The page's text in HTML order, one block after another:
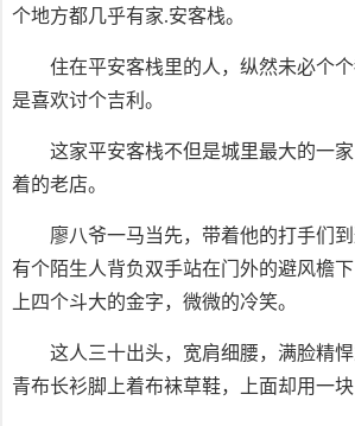
个地方都几乎有家.安客栈。
住在平安客栈里的人，纵然未必个
是喜欢讨个吉利。
这家平安客栈不但是城里最大的一
着的老店。
廖八爷一马当先，带着他的打手们
有个陌生人背负双手站在门外的避风檐
上四个斗大的金字，微微的冷笑。
这人三十出头，宽肩细腰，满脸精
青布长衫脚上着布袜草鞋，上面却用一块